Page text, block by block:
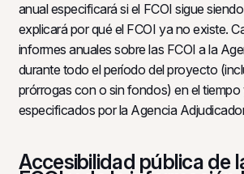
anual especificará si el FCOI sigue
explicará por qué el FCOI ya no existe.
informes anuales sobre las FCOI a la
durante todo el período del proyecto
prórrogas con o sin fondos) en el tiempo
especificados por la Agencia
Accesibilidad pública de